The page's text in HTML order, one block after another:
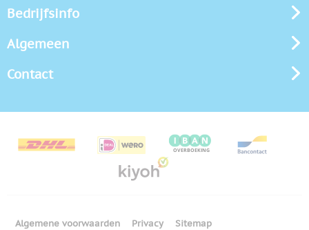
Bedrijfsinfo
Algemeen
Contact
Algemene voorwaarden Privacy Sitemap